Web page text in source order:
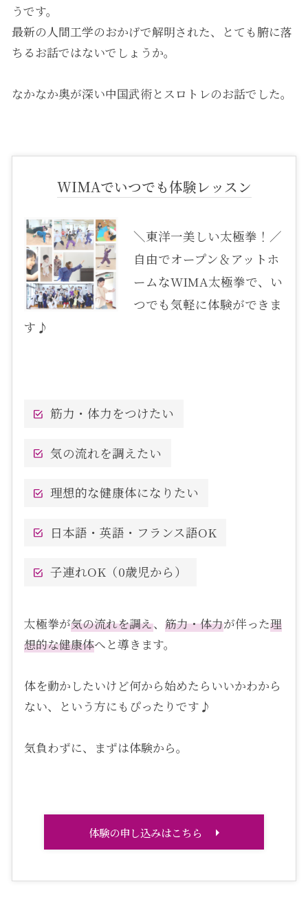
うです。
最新の人間工学のおかげで解明された、とても腑に落
ちるお話ではないでしょうか。
なかなか奥が深い中国武術とスロトレのお話でした。
WIMAでいつでも体験レッスン
＼東洋一美しい太極拳！／
自由でオープン＆アットホ
ームなWIMA太極拳で、い
つでも気軽に体験ができま
す♪
筋力・体力をつけたい
気の流れを調えたい
理想的な健康体になりたい
日本語・英語・フランス語OK
子連れOK（0歳児から）
太極拳が気の流れを調え、 筋力・体力が伴った理
想的な健康体へと導きます。
体を動かしたいけど何から始めたらいいかわから
ない、という方にもぴったりです♪
気負わずに、まずは体験から。
体験の申し込みはこちら